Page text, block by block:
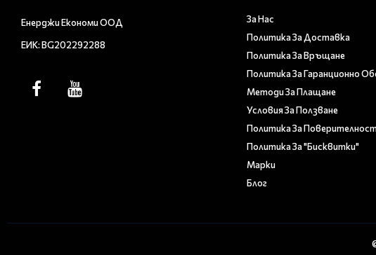
Енерджи Економи ООД
ЕИК: BG202292288
За Нас
Политика За Доставка
Политика За Връщане
Политика За Гаранционно
Методи За Плащане
Условия За Ползване
Политика За
Политика За "Бисквитки"
Марки
Блог